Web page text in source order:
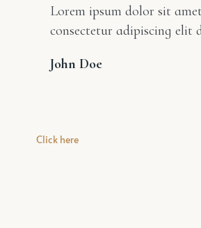
Lorem ipsum dolor sit
consectetur adipiscing elit
John Doe
Click here